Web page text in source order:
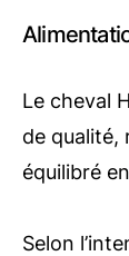
Le cheval
de qualité,
équilibré
Selon